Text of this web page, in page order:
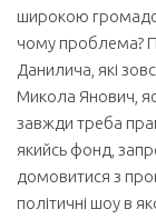
широкою
чому проблема?
Данилича, які
Микола Янович,
завжди треба
якийсь фонд,
домовитися з
політичні шоу в